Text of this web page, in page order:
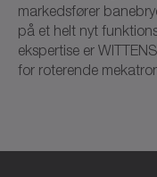
markedsfører
på et helt nyt
ekspertise er
for roterende